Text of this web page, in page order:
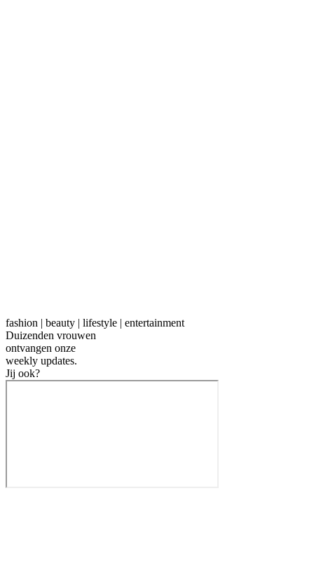
fashion | beauty | lifestyle | entertainment
Duizenden vrouwen
ontvangen onze
weekly updates.
Jij ook?